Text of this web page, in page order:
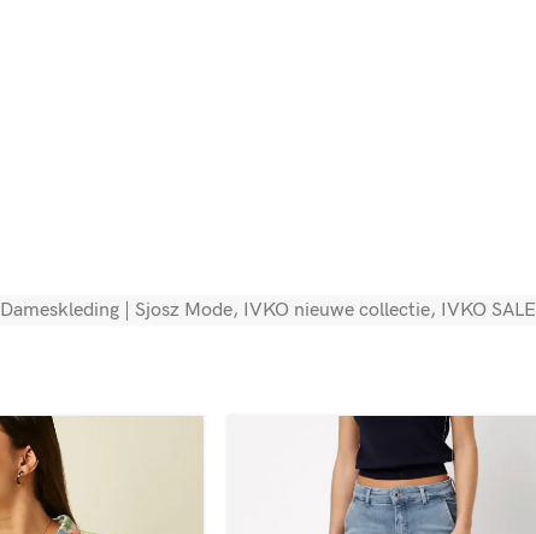
Dameskleding | Sjosz Mode, IVKO nieuwe collectie, IVKO SALE